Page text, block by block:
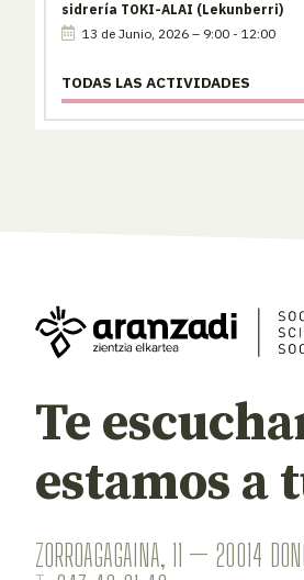
sidrería TOKI-ALAI (Lekunberri)
13 de Junio, 2026 – 9:00 - 12:00
TODAS LAS ACTIVIDADES
Te
estamos a
ZORROAGAGAINA, 11 — 20014